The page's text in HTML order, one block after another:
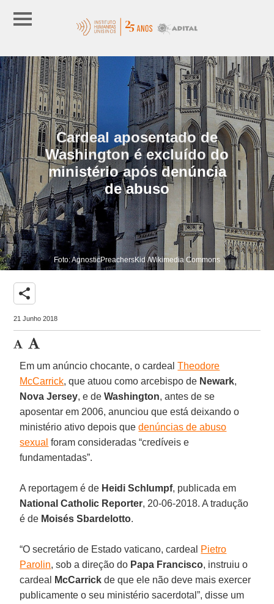
Cardeal aposentado de
Washington é excluído do
ministério após denúncia
de abuso
Foto: AgnosticPreachersKid /Wikimedia Commons
share
21 Junho 2018
Em um anúncio chocante, o cardealTheodore
McCarrick, que atuou como arcebispo de Newark,
Nova Jersey, e deWashington, antes de se
aposentar em 2006, anunciou que está deixando o
ministério ativo depois quedenúncias de abuso
sexual foram consideradas “credíveis e
fundamentadas”.
A reportagem é de Heidi Schlumpf, publicada em
National Catholic Reporter, 20-06-2018. A tradução
é de Moisés Sbardelotto.
“O secretário de Estado vaticano, cardeal Pietro
Parolin, sob a direção do Papa Francisco, instruiu o
cardeal
McCarrick de que ele não deve mais exercer
publicamente o seu ministério sacerdotal”, disse um